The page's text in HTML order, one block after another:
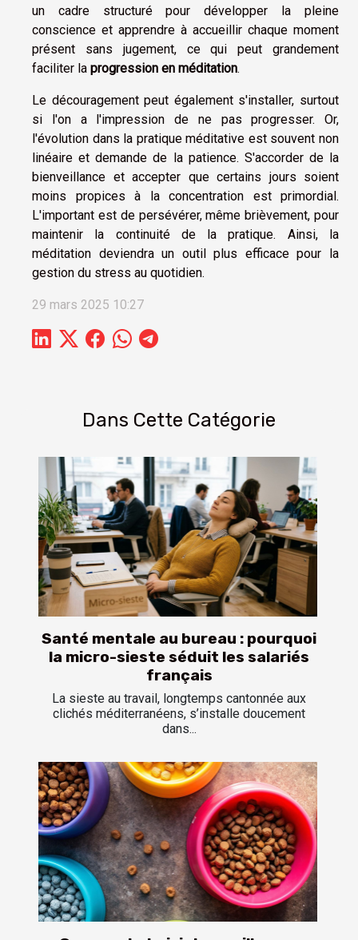
Dans Cette Catégorie
Santé mentale au bureau : pourquoi
la micro-sieste séduit les salariés
français
La sieste au travail, longtemps cantonnée aux
clichés méditerranéens, s’installe doucement
dans...
un cadre structuré pour développer la pleine
conscience et apprendre à accueillir chaque moment
présent sans jugement, ce qui peut grandement
faciliter la progression en méditation.
Le découragement peut également s'installer, surtout
si l'on a l'impression de ne pas progresser. Or,
l'évolution dans la pratique méditative est souvent non
linéaire et demande de la patience. S'accorder de la
bienveillance et accepter que certains jours soient
moins propices à la concentration est primordial.
L'important est de persévérer, même brièvement, pour
maintenir la continuité de la pratique. Ainsi, la
méditation deviendra un outil plus efficace pour la
gestion du stress au quotidien.
29 mars 2025 10:27